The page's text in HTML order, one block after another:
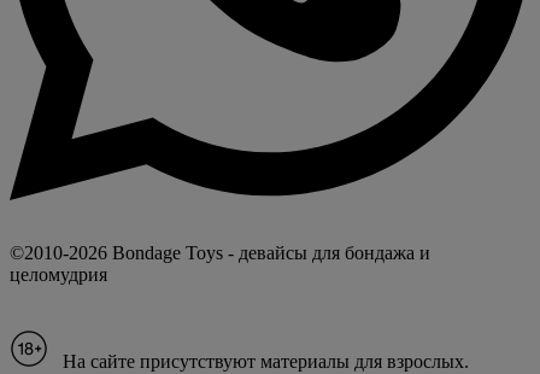
©2010-2026 Bondage Toys - девайсы для бондажа и
целомудрия
На сайте присутствуют материалы для взрослых.